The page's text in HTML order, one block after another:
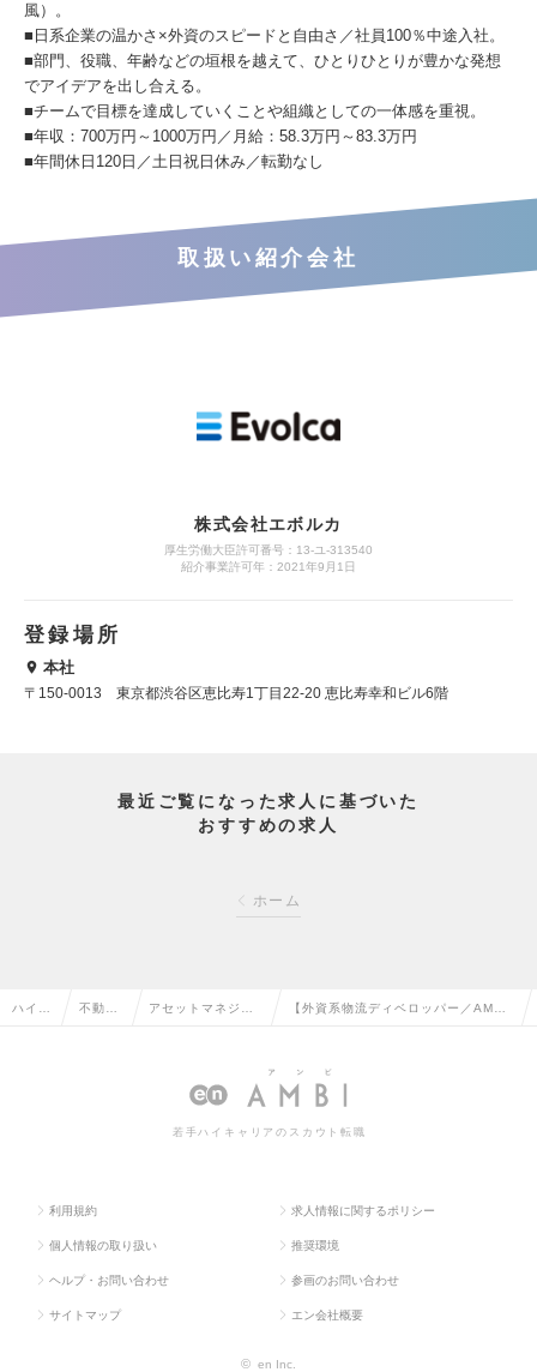
風）。
■日系企業の温かさ×外資のスピードと自由さ／社員100％中途入社。
■部門、役職、年齢などの垣根を越えて、ひとりひとりが豊かな発想
でアイデアを出し合える。
■チームで目標を達成していくことや組織としての一体感を重視。
■年収：700万円～1000万円／月給：58.3万円～83.3万円
■年間休日120日／土日祝日休み／転勤なし
取扱い紹介会社
株式会社エボルカ
厚生労働大臣許可番号：13‐ユ‐313540
紹介事業許可年：2021年9月1日
登録場所
本社
〒150-0013 東京都渋谷区恵比寿1丁目22-20 恵比寿幸和ビル6階
最近ご覧になった求人に基づいた
おすすめの求人
ホーム
ハイク 不動産 アセットマネジメ
ンド・PE投資の転
【外資系物流ディベロッパー／AM
／年間休日120日／土日祝休の求人情
若手ハイキャリアのスカウト転職
利用規約 求人情報に関するポリシー
個人情報の取り扱い 推奨環境
ヘルプ・お問い合わせ 参画のお問い合わせ
サイトマップ エン会社概要
© en Inc.